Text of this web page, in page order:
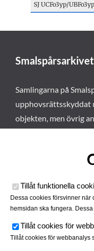
SJ UCFo3yp/
Smalspårsarkivet
Samlingarna på
upphovsrättsskyddat
objekten, men övrig
Tillåt funktionella
Dessa cookies försvinner
hemsidan ska fungera.
Tillåt cookies för
Tillåt cookies för webbanalys